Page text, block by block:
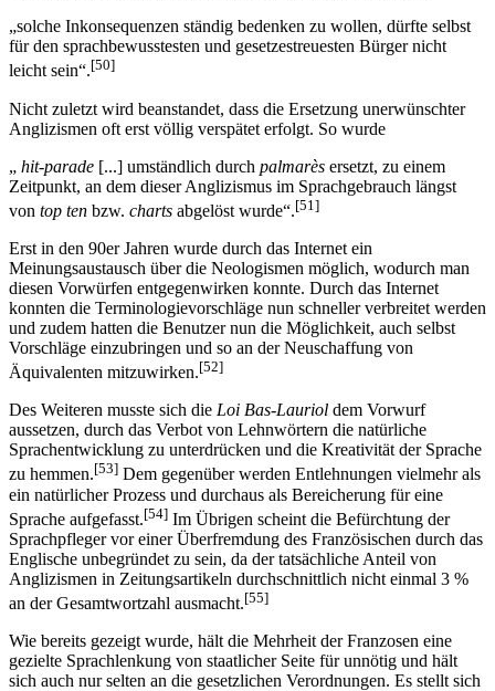
„solche Inkonsequenzen ständig bedenken zu wollen, dürfte selbst
für den sprachbewusstesten und gesetzestreuesten Bürger nicht
leicht sein“.[50]
Nicht zuletzt wird beanstandet, dass die Ersetzung unerwünschter
Anglizismen oft erst völlig verspätet erfolgt. So wurde
„ hit-parade [...] umständlich durch palmarès ersetzt, zu einem
Zeitpunkt, an dem dieser Anglizismus im Sprachgebrauch längst
von top ten bzw. charts abgelöst wurde“.[51]
Erst in den 90er Jahren wurde durch das Internet ein
Meinungsaustausch über die Neologismen möglich, wodurch man
diesen Vorwürfen entgegenwirken konnte. Durch das Internet
konnten die Terminologievorschläge nun schneller verbreitet werden
und zudem hatten die Benutzer nun die Möglichkeit, auch selbst
Vorschläge einzubringen und so an der Neuschaffung von
Äquivalenten mitzuwirken.[52]
Des Weiteren musste sich die Loi Bas-Lauriol dem Vorwurf
aussetzen, durch das Verbot von Lehnwörtern die natürliche
Sprachentwicklung zu unterdrücken und die Kreativität der Sprache
zu hemmen.[53] Dem gegenüber werden Entlehnungen vielmehr als
ein natürlicher Prozess und durchaus als Bereicherung für eine
Sprache aufgefasst.[54] Im Übrigen scheint die Befürchtung der
Sprachpfleger vor einer Überfremdung des Französischen durch das
Englische unbegründet zu sein, da der tatsächliche Anteil von
Anglizismen in Zeitungsartikeln durchschnittlich nicht einmal 3 %
an der Gesamtwortzahl ausmacht.[55]
Wie bereits gezeigt wurde, hält die Mehrheit der Franzosen eine
gezielte Sprachlenkung von staatlicher Seite für unnötig und hält
sich auch nur selten an die gesetzlichen Verordnungen. Es stellt sich